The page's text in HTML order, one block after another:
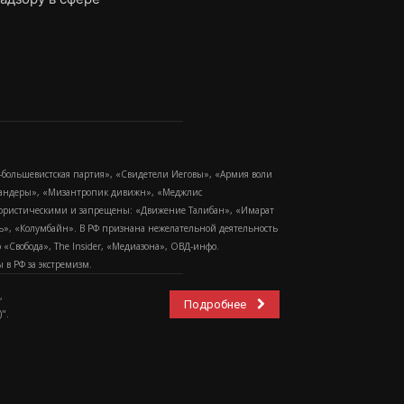
партия», «Свидетели Иеговы», «Армия воли
«Мизантропик дивижн», «Меджлис
и запрещены: «Движение Талибан», «Имарат
«Колумбайн». В РФ признана нежелательной деятельность
The Insider, «Медиазона», ОВД-инфо.
РФ за экстремизм.
Подробнее